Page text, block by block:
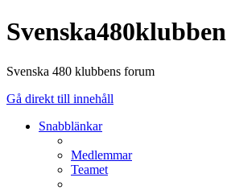
Svenska480klubben
Svenska 480 klubbens forum
Gå direkt till innehåll
Snabblänkar
Medlemmar
Teamet